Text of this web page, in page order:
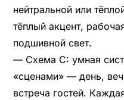
нейтральной или
тёплый акцент,
подшивной свет.
— Схема C: умная
«сценами» — день,
встреча гостей.